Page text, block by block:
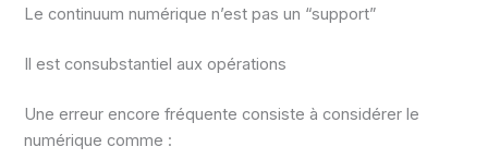
Le continuum numérique n’est pas un “support”
Il est consubstantiel aux opérations
Une erreur encore fréquente consiste à considérer le
numérique comme :